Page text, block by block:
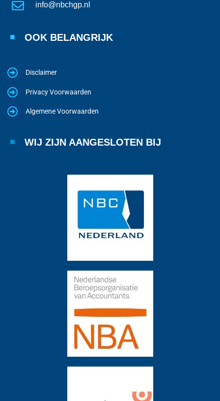
info@nbchgp.nl
OOK BELANGRIJK
Disclaimer
Privacy Voorwaarden
Algemene Voorwaarden
WIJ ZIJN AANGESLOTEN BIJ